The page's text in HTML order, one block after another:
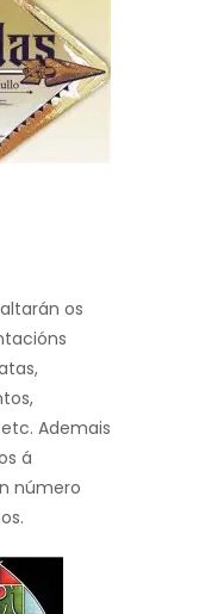
os
Ademais
á
número